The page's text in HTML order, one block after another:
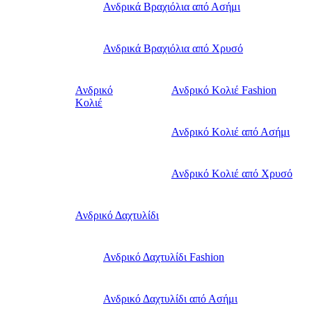
Ανδρικά Βραχιόλια από Ασήμι
Ανδρικά Βραχιόλια από Χρυσό
Ανδρικό
Κολιέ
Ανδρικό Κολιέ Fashion
Ανδρικό Κολιέ από Ασήμι
Ανδρικό Κολιέ από Χρυσό
Ανδρικό Δαχτυλίδι
Ανδρικό Δαχτυλίδι Fashion
Ανδρικό Δαχτυλίδι από Ασήμι